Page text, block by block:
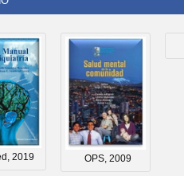
2019 OPS, 2009